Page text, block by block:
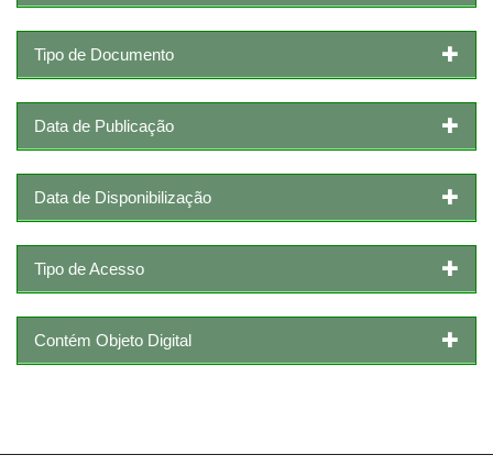
Tipo de Documento
Data de Publicação
Data de Disponibilização
Tipo de Acesso
Contém Objeto Digital